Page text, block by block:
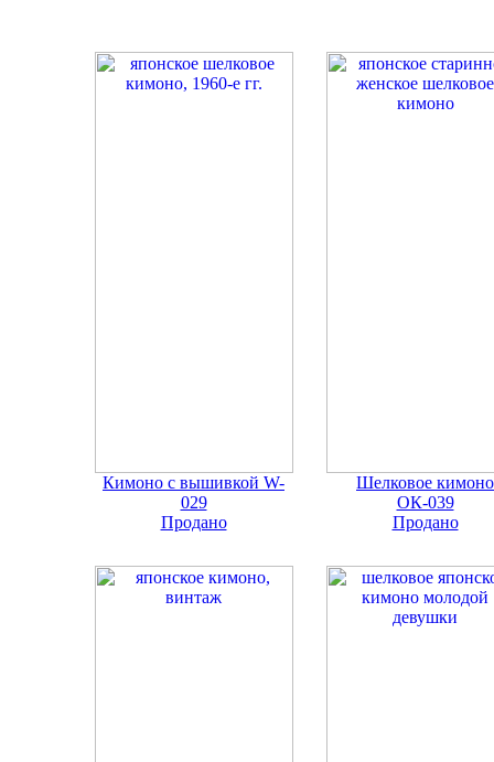
Кимоно с вышивкой W-
029
Продано
Шелковое кимоно
ОК-039
Продано